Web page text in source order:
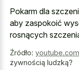
Pokarm dla
aby zaspokoić
rosnących
Źródło: youtube.com
żywnością ludzką?